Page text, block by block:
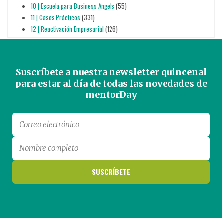
10 | Escuela para Business Angels (55)
11 | Casos Prácticos (331)
12 | Reactivación Empresarial(126)
Suscríbete a nuestra newsletter quincenal
para estar al día de todas las novedades de
mentorDay